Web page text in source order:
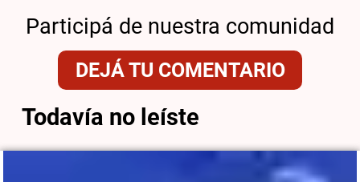
Participá de nuestra comunidad
DEJÁ TU COMENTARIO
Todavía no leíste